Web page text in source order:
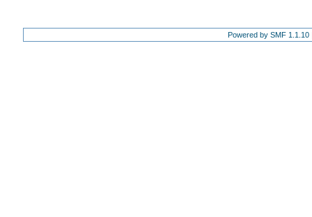
Powered by SMF 1.1.10